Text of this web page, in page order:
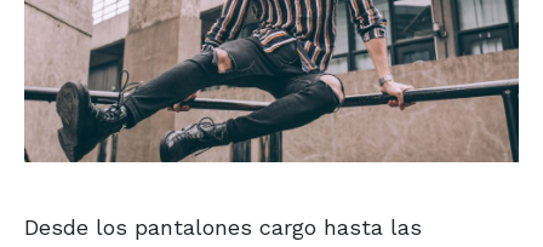
Desde los pantalones cargo hasta las